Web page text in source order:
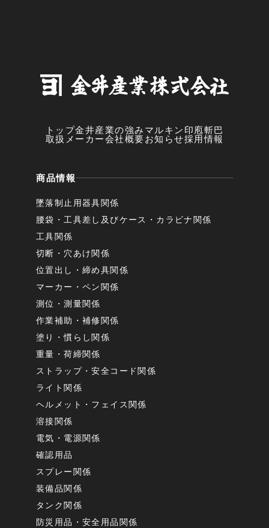
トップ金井産業の強み マルキン印 庖斬巴
取扱メーカー会社概要お知らせ採用情報
商品情報
墜落制止用器具関係
腰袋・工具差し及びケース・カラビナ関係
工具関係
切断・穴あけ関係
位置出し・締め具関係
マーカー・ペン関係
測位・測量関係
作業補助・補修関係
塗り・慣らし関係
重量・荷締関係
ストラップ・安全コード関係
ライト関係
ヘルメット・フェイス関係
溶接関係
電気・電源関係
確認用品
スプレー関係
装備品関係
タンク関係
防災用品・安全用品関係